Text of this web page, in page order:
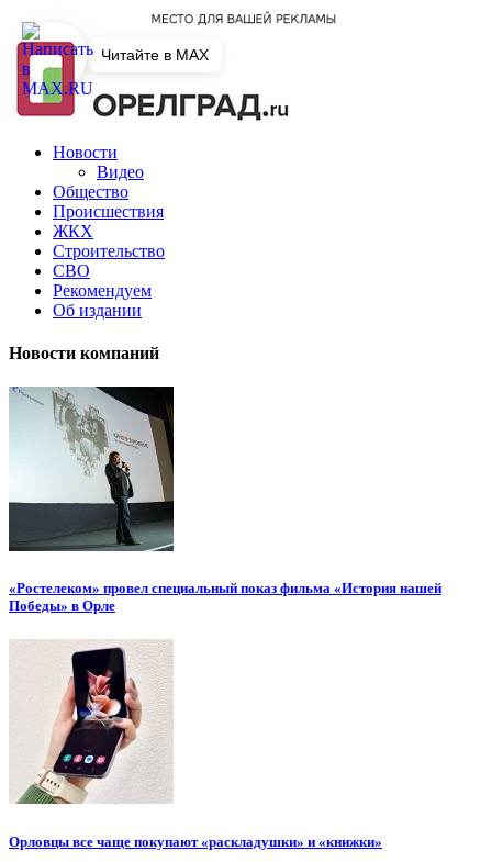
Новости
Видео
Общество
Происшествия
ЖКХ
Строительство
СВО
Рекомендуем
Об издании
Новости компаний
«Ростелеком» провел специальный показ фильма «История нашей
Победы» в Орле
Орловцы все чаще покупают «раскладушки» и «книжки»
Читайте в MAX